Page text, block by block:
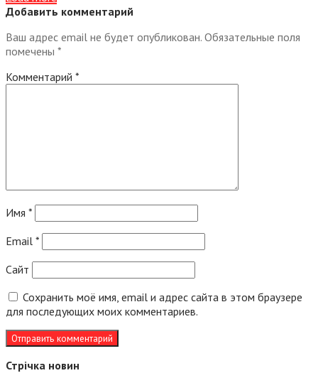
Добавить комментарий
Ваш адрес email не будет опубликован. Обязательные поля
помечены *
Комментарий *
Имя *
Email *
Сайт
Сохранить моё имя, email и адрес сайта в этом браузере
для последующих моих комментариев.
Стрічка новин